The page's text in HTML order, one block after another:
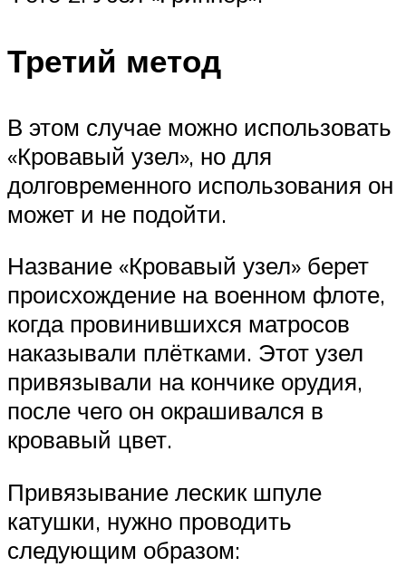
Третий метод
В этом случае можно использовать
«Кровавый узел», но для
долговременного использования он
может и не подойти.
Название «Кровавый узел» берет
происхождение на военном флоте,
когда провинившихся матросов
наказывали плётками. Этот узел
привязывали на кончике орудия,
после чего он окрашивался в
кровавый цвет.
Привязывание лескик шпуле
катушки, нужно проводить
следующим образом: